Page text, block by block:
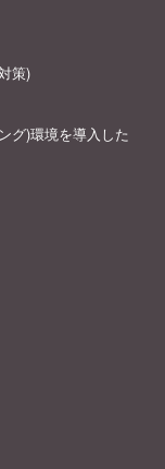
策)
グ)環境を導入した